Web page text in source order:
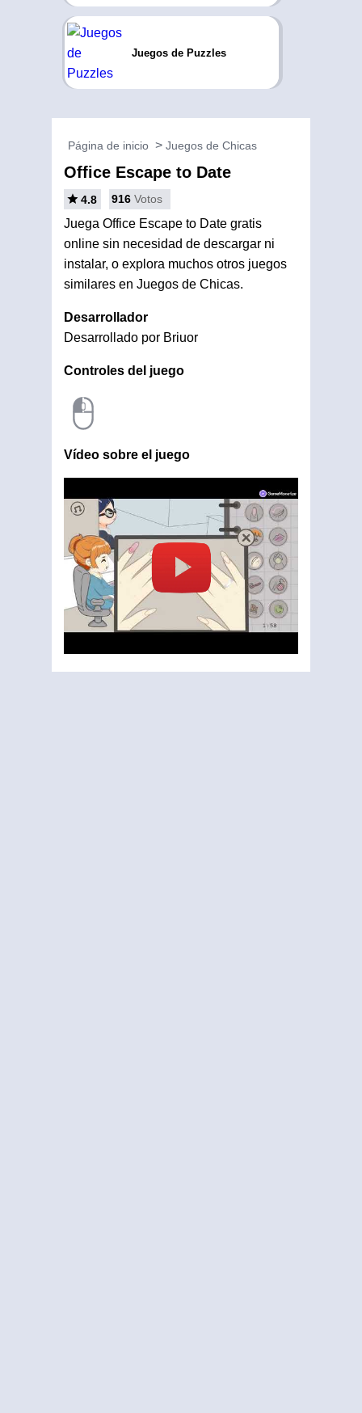
Juegos de Puzzles
Página de inicio Juegos de Chicas
Office Escape to Date
4.8 916 Votos
Juega Office Escape to Date gratis
online sin necesidad de descargar ni
instalar, o explora muchos otros juegos
similares en Juegos de Chicas.
Desarrollador
Desarrollado por Briuor
Controles del juego
Vídeo sobre el juego